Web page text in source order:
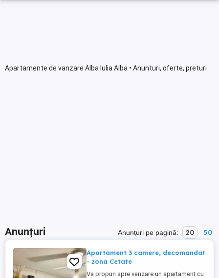
Apartamente de vanzare Alba Iulia Alba • Anunturi, oferte, preturi
Anunțuri Anunțuri pe pagină: 20 50
Apartament 3 camere, decomandat
- zona Cetate
Va propun spre vanzare un apartament cu